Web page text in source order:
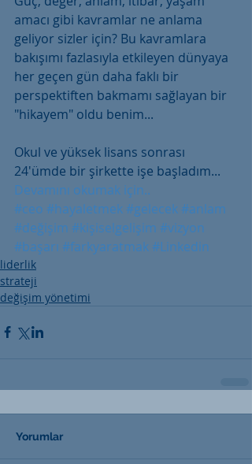
amacı gibi kavramlar ne anlama
geliyor sizler için? Bu kavramlara
bakışımı fazlasıyla etkileyen dünyaya
her geçen gün daha faklı bir
perspektiften bakmamı sağlayan bir
"hikayem" oldu benim...
Okul ve yüksek lisans sonrası
24'ümde bir şirkette işe başladım...
Devamını okumak için..
#ceo #hayaletmek #gelecek #anlam
#değişim #kişiselgelişim #vizyon
#başarı #farkyaratmak #Linkedin
liderlik
strateji
değişim yönetimi
Yorumlar